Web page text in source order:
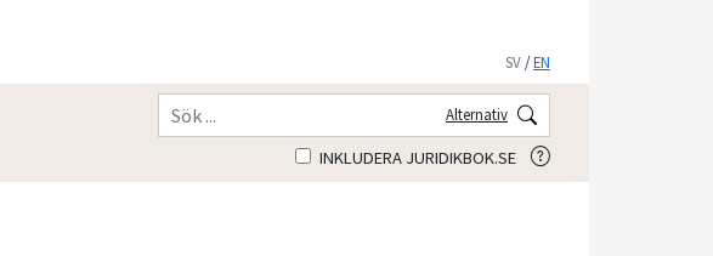
SV /EN
Alternativ
INKLUDERA JURIDIKBOK.SE